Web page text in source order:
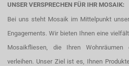
UNSER VERSPRECHEN FÜR IHR MOSAIK:
Bei uns steht Mosaik im Mittelpunkt
Engagements. Wir bieten Ihnen eine
Mosaikfliesen, die Ihren
verleihen. Unser Ziel ist es, Ihnen